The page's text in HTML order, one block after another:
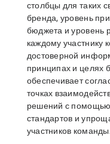
столбцы для таких
бренда, уровень
бюджета и уровень
каждому участнику
достоверной
принципах и целях
обеспечивает
точках
решений с
стандартов и
участников